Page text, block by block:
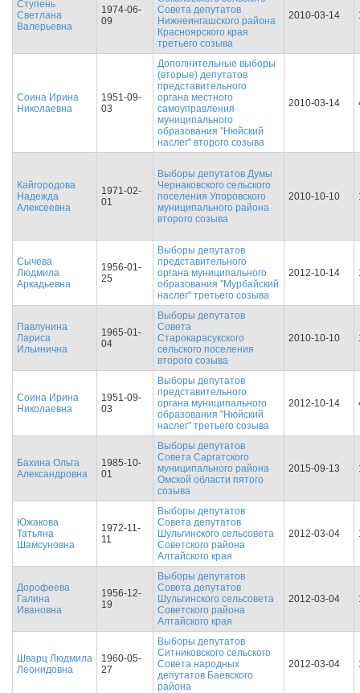
Ступень
Светлана
Валерьевна
1974-06-
09
Совета депутатов
Нижнеингашского района
Красноярского края
третьего созыва
2010-03-14
Соина Ирина
Николаевна
1951-09-
03
Дополнительные выборы
(вторые) депутатов
представительного
органа местного
самоуправления
муниципального
образования "Нюйский
наслег" второго созыва
2010-03-14
Кайгородова
Надежда
Алексеевна
1971-02-
01
Выборы депутатов Думы
Чернаковского сельского
поселения Упоровского
муниципального района
второго созыва
2010-10-10
Сычева
Людмила
Аркадьевна
1956-01-
25
Выборы депутатов
представительного
органа муниципального
образования "Мурбайский
наслег" третьего созыва
2012-10-14
Павлунина
Лариса
Ильинична
1965-01-
04
Выборы депутатов
Совета
Старокарасукского
сельского поселения
второго созыва
2010-10-10
Соина Ирина
Николаевна
1951-09-
03
Выборы депутатов
представительного
органа муниципального
образования "Нюйский
наслег" третьего созыва
2012-10-14
Бахина Ольга
Александровна
1985-10-
01
Выборы депутатов
Совета Саргатского
муниципального района
Омской области пятого
созыва
2015-09-13
Южакова
Татьяна
Шамсуновна
1972-11-
11
Выборы депутатов
Совета депутатов
Шульгинского сельсовета
Советского района
Алтайского края
2012-03-04
Дорофеева
Галина
Ивановна
1956-12-
19
Выборы депутатов
Совета депутатов
Шульгинского сельсовета
Советского района
Алтайского края
2012-03-04
Шварц Людмила
Леонидовна
1960-05-
27
Выборы депутатов
Ситниковского сельского
Совета народных
депутатов Баевского
района
2012-03-04